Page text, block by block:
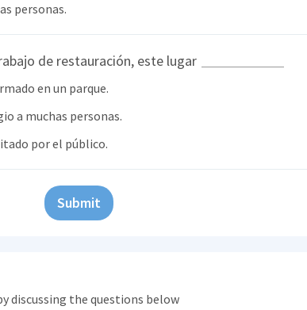
personas.
de restauración, este lugar
en un parque.
a muchas personas.
por el público.
Submit
discussing the questions below